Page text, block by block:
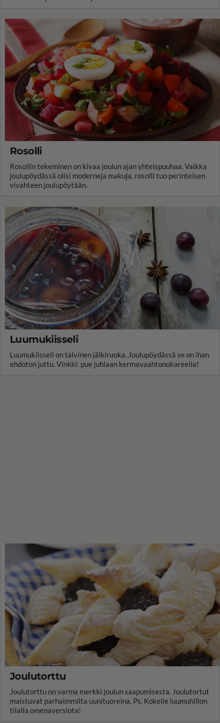
Rosolli
Rosollin tekeminen on kivaa joulun ajan yhteispuuhaa. Vaikka
joulupöydässä olisi moderneja makuja, rosolli tuo perinteisen
vivahteen joulupöytään.
Luumukiisseli
Luumukiisseli on talvinen jälkiruoka. Joulupöydässä se on ihan
ehdoton juttu. Vinkki: pue juhlaan kermavaahtonokareella!
Joulutorttu
Joulutorttu on varma merkki joulun saapumisesta. Joulutortut
maistuvat parhaimmilta uunituoreina. Ps. Kokeile luumuhillon
tilalla omenaversiota!